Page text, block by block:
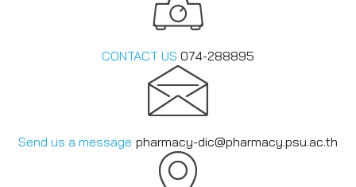
CONTACT US 074-288895
Send us a message pharmacy-dic@pharmacy.psu.ac.th